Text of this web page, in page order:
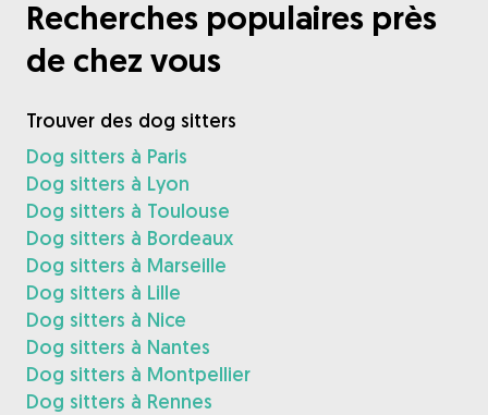
Recherches populaires près
de chez vous
Trouver des dog sitters
Dog sitters à Paris
Dog sitters à Lyon
Dog sitters à Toulouse
Dog sitters à Bordeaux
Dog sitters à Marseille
Dog sitters à Lille
Dog sitters à Nice
Dog sitters à Nantes
Dog sitters à Montpellier
Dog sitters à Rennes